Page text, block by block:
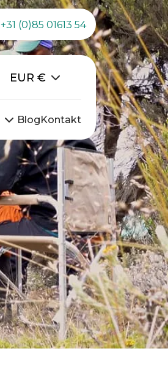
+31 (0)85 01613 54
EUR €
BlogKontakt